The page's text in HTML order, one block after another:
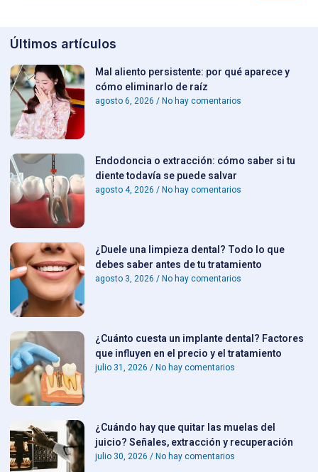
Últimos artículos
Mal aliento persistente: por qué aparece y
cómo eliminarlo de raíz
agosto 6, 2026 No hay comentarios
Endodoncia o extracción: cómo saber si tu
diente todavía se puede salvar
agosto 4, 2026 No hay comentarios
¿Duele una limpieza dental? Todo lo que
debes saber antes de tu tratamiento
agosto 3, 2026 No hay comentarios
¿Cuánto cuesta un implante dental? Factores
que influyen en el precio y el tratamiento
julio 31, 2026 No hay comentarios
¿Cuándo hay que quitar las muelas del
juicio? Señales, extracción y recuperación
julio 30, 2026 No hay comentarios